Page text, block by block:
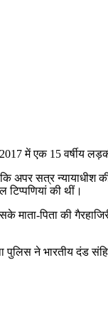
में एक 15 वर्षीय
कि अपर सत्र
की थीं।
माता-पिता की
पुलिस ने भारतीय दंड